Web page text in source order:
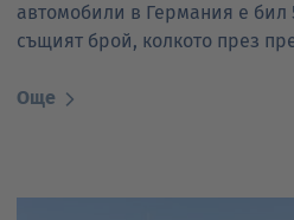
автомобили в Германия е бил
същият брой, колкото през
Още